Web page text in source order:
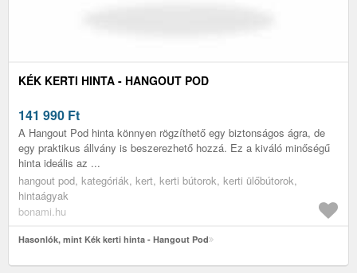
KÉK KERTI HINTA - HANGOUT POD
141 990 Ft
A Hangout Pod hinta könnyen rögzíthető egy biztonságos ágra, de
egy praktikus állvány is beszerezhető hozzá. Ez a kiváló minőségű
hinta ideális az ...
hangout pod, kategóriák, kert, kerti bútorok, kerti ülőbútorok,
hintaágyak
bonami.hu
Hasonlók, mint Kék kerti hinta - Hangout Pod